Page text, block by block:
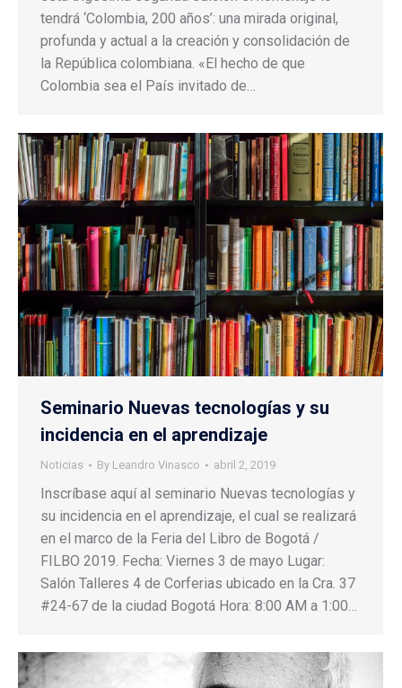
tendrá ‘Colombia, 200 años’: una mirada original,
profunda y actual a la creación y consolidación de
la República colombiana. «El hecho de que
Colombia sea el País invitado de…
Seminario Nuevas tecnologías y su
incidencia en el aprendizaje
Noticias By Leandro Vinasco abril 2, 2019
Inscríbase aquí al seminario Nuevas tecnologías y
su incidencia en el aprendizaje, el cual se realizará
en el marco de la Feria del Libro de Bogotá /
FILBO 2019. Fecha: Viernes 3 de mayo Lugar:
Salón Talleres 4 de Corferias ubicado en la Cra. 37
#24-67 de la ciudad Bogotá Hora: 8:00 AM a 1:00…